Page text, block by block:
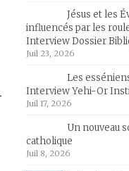
Jésus et les
influencés par les
Interview Dossier
Juil 23, 2026
Les
Interview Yehi-Or
Juil 17, 2026
Un nouveau
catholique
Juil 8, 2026